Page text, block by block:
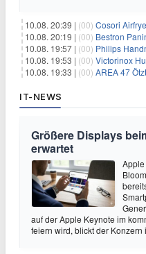
10.08. 20:39 | (00) Cosori Airfryer 8,5L
10.08. 20:19 | (00) Bestron
10.08. 19:57 | (00) Philips
10.08. 19:53 | (00) Victorinox
10.08. 19:33 | (00) AREA 47
IT-NEWS
Größere Displays
erwartet
auf der Apple Keynote im
feiern wird, blickt der Konzern